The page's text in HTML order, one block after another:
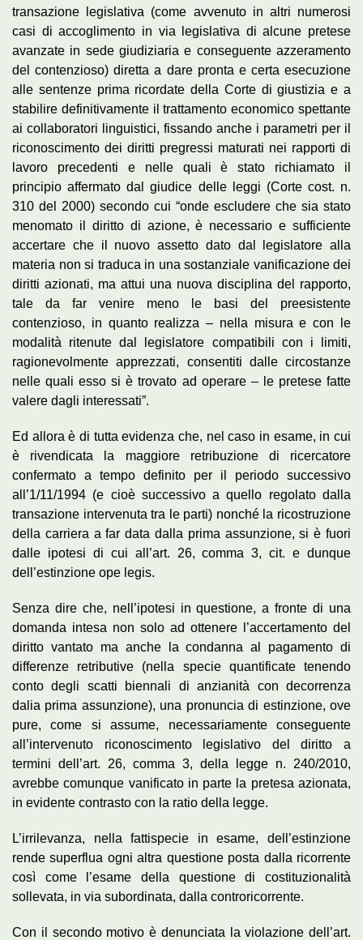
transazione legislativa (come avvenuto in altri numerosi
casi di accoglimento in via legislativa di alcune pretese
avanzate in sede giudiziaria e conseguente azzeramento
del contenzioso) diretta a dare pronta e certa esecuzione
alle sentenze prima ricordate della Corte di giustizia e a
stabilire definitivamente il trattamento economico spettante
ai collaboratori linguistici, fissando anche i parametri per il
riconoscimento dei diritti pregressi maturati nei rapporti di
lavoro precedenti e nelle quali è stato richiamato il
principio affermato dal giudice delle leggi (Corte cost. n.
310 del 2000) secondo cui “onde escludere che sia stato
menomato il diritto di azione, è necessario e sufficiente
accertare che il nuovo assetto dato dal legislatore alla
materia non si traduca in una sostanziale vanificazione dei
diritti azionati, ma attui una nuova disciplina del rapporto,
tale da far venire meno le basi del preesistente
contenzioso, in quanto realizza – nella misura e con le
modalità ritenute dal legislatore compatibili con i limiti,
ragionevolmente apprezzati, consentiti dalle circostanze
nelle quali esso si è trovato ad operare – le pretese fatte
valere dagli interessati”.
Ed allora è di tutta evidenza che, nel caso in esame, in cui
è rivendicata la maggiore retribuzione di ricercatore
confermato a tempo definito per il periodo successivo
all’1/11/1994 (e cioè successivo a quello regolato dalla
transazione intervenuta tra le parti) nonché la ricostruzione
della carriera a far data dalla prima assunzione, si è fuori
dalle ipotesi di cui all’art. 26, comma 3, cit. e dunque
dell’estinzione ope legis.
Senza dire che, nell’ipotesi in questione, a fronte di una
domanda intesa non solo ad ottenere l’accertamento del
diritto vantato ma anche la condanna al pagamento di
differenze retributive (nella specie quantificate tenendo
conto degli scatti biennali di anzianità con decorrenza
dalia prima assunzione), una pronuncia di estinzione, ove
pure, come si assume, necessariamente conseguente
all’intervenuto riconoscimento legislativo del diritto a
termini dell’art. 26, comma 3, della legge n. 240/2010,
avrebbe comunque vanificato in parte la pretesa azionata,
in evidente contrasto con la ratio della legge.
L’irrilevanza, nella fattispecie in esame, dell’estinzione
rende superflua ogni altra questione posta dalla ricorrente
così come l’esame della questione di costituzionalità
sollevata, in via subordinata, dalla controricorrente.
Con il secondo motivo è denunciata la violazione dell’art.